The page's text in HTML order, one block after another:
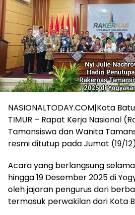
NASIONALTODAY.COM|Kota
TIMUR – Rapat Kerja Nasional
Tamansiswa dan Wanita
resmi ditutup pada Jumat (19/
Acara yang berlangsung
hingga 19 Desember 2025 di
oleh jajaran pengurus dari
termasuk perwakilan dari Kota